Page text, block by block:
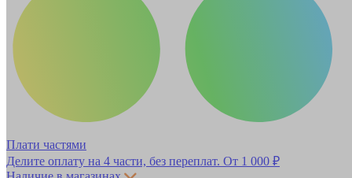
Плати частями
Делите оплату на 4 части, без переплат. От 1 000 ₽